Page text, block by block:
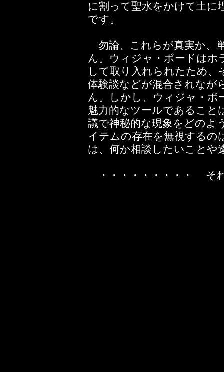
に割って聖水をかけて土に
です。
勿論、これらが真実か、
ん。ウィジャ・ボードはホ
して取り入れられたため
体験談などが混合されなが
ん。しかし、ウィジャ・ボ
魅力的なツールであること
議で神秘的な現象をどのよ
イテムの存在を無視するの
は、何か相談したいことや
・・・・・・・・・ そ